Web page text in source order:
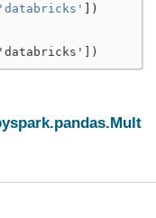
'databricks'
])